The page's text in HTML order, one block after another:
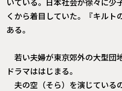
くから着目していた。『キルト
ある。
若い夫婦が東京郊外の大型団
ドラマははじまる。
夫の空（そら）を演じている